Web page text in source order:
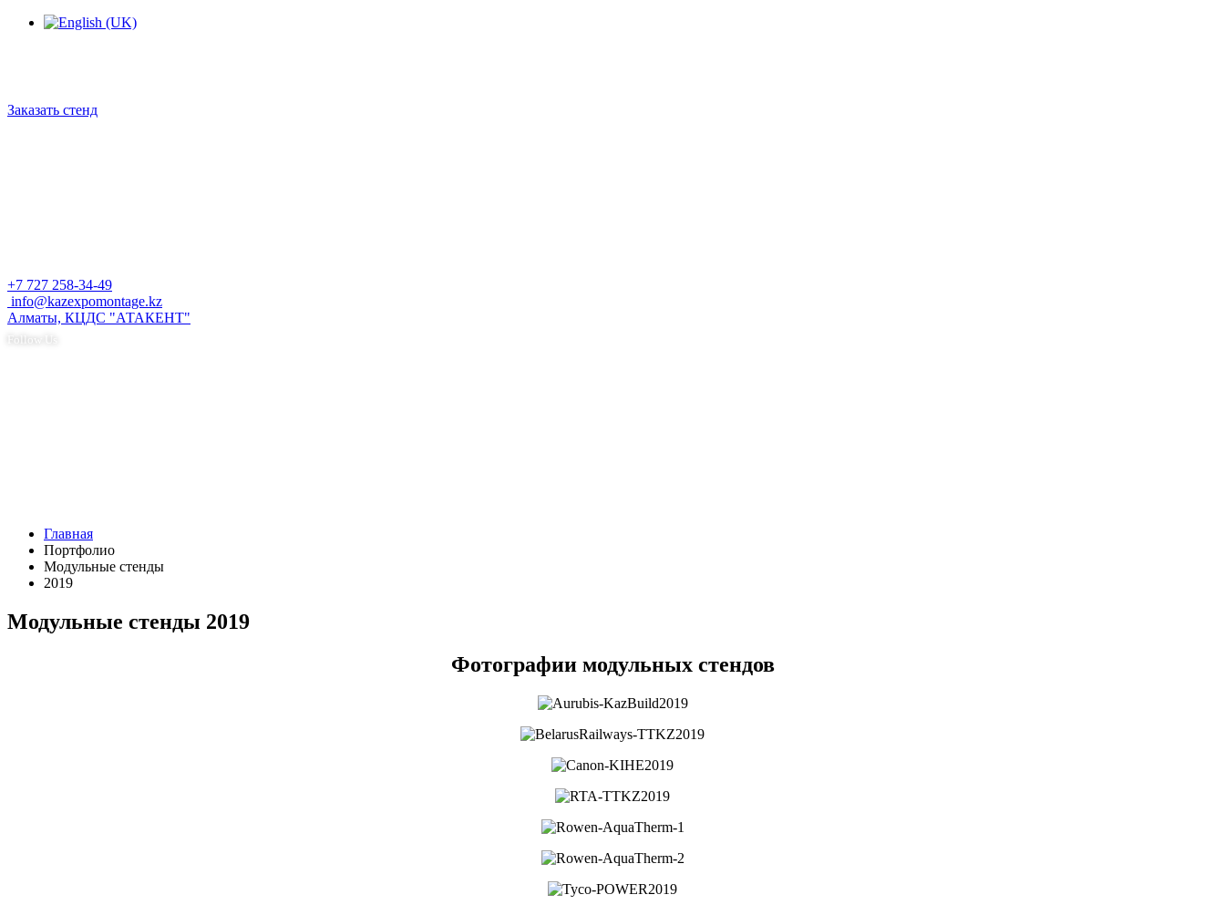
Заказать стенд
+7 727 258-34-49
info@kazexpomontage.kz
Алматы, КЦДС "АТАКЕНТ"
Follow Us
Главная
Портфолио
Модульные стенды
2019
Модульные стенды 2019
Фотографии модульных стендов